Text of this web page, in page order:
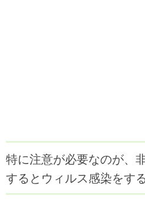
特に注意が必要なのが、
するとウィルス感染をす